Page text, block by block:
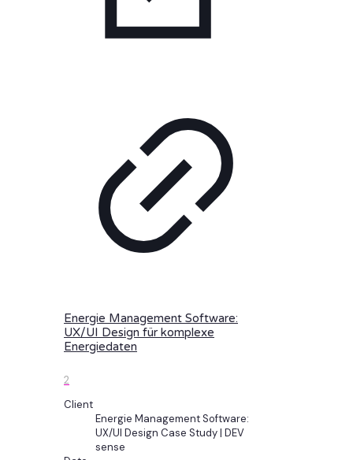
Energie Management Software:
UX/UI Design für komplexe
Energiedaten
2
Client
Energie Management Software:
UX/UI Design Case Study | DEV
sense